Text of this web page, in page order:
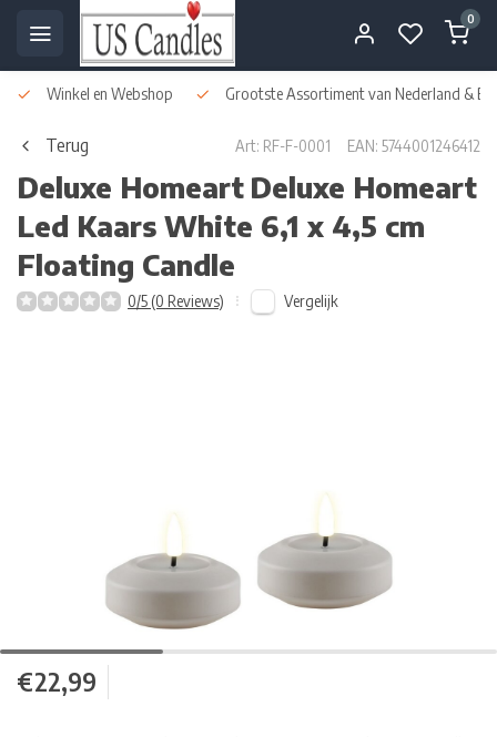
0
Winkel en Webshop Grootste Assortiment van Nederland &
Terug Art: RF-F-0001 EAN: 5744001246412
Deluxe Homeart Deluxe Homeart
Led Kaars White 6,1 x 4,5 cm
Floating Candle
0/5 (0 Reviews) Vergelijk
€22,99